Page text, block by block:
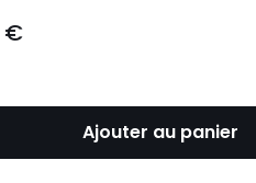
€
Ajouter au panier